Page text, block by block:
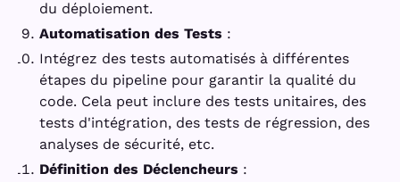
du déploiement.
Automatisation des Tests :
Intégrez des tests automatisés à différentes
étapes du pipeline pour garantir la qualité du
code. Cela peut inclure des tests unitaires, des
tests d'intégration, des tests de régression, des
analyses de sécurité, etc.
Définition des Déclencheurs :